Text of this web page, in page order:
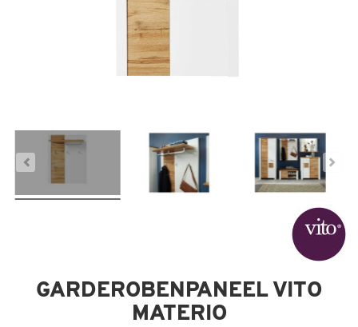
GARDEROBENPANEEL VITO
MATERIO
Esstisch
LIV'IN Matera
730,00 €
399,99 €